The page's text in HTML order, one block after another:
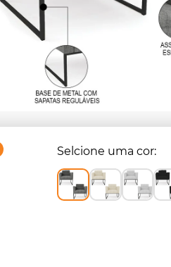
Selcione uma cor